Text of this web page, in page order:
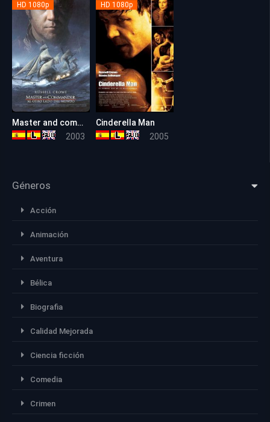
HD 1080p
Master and commander: Al otro lado del mundo
2003
HD 1080p
Cinderella Man
2005
Géneros
Acción
Animación
Aventura
Bélica
Biografia
Calidad Mejorada
Ciencia ficción
Comedia
Crimen